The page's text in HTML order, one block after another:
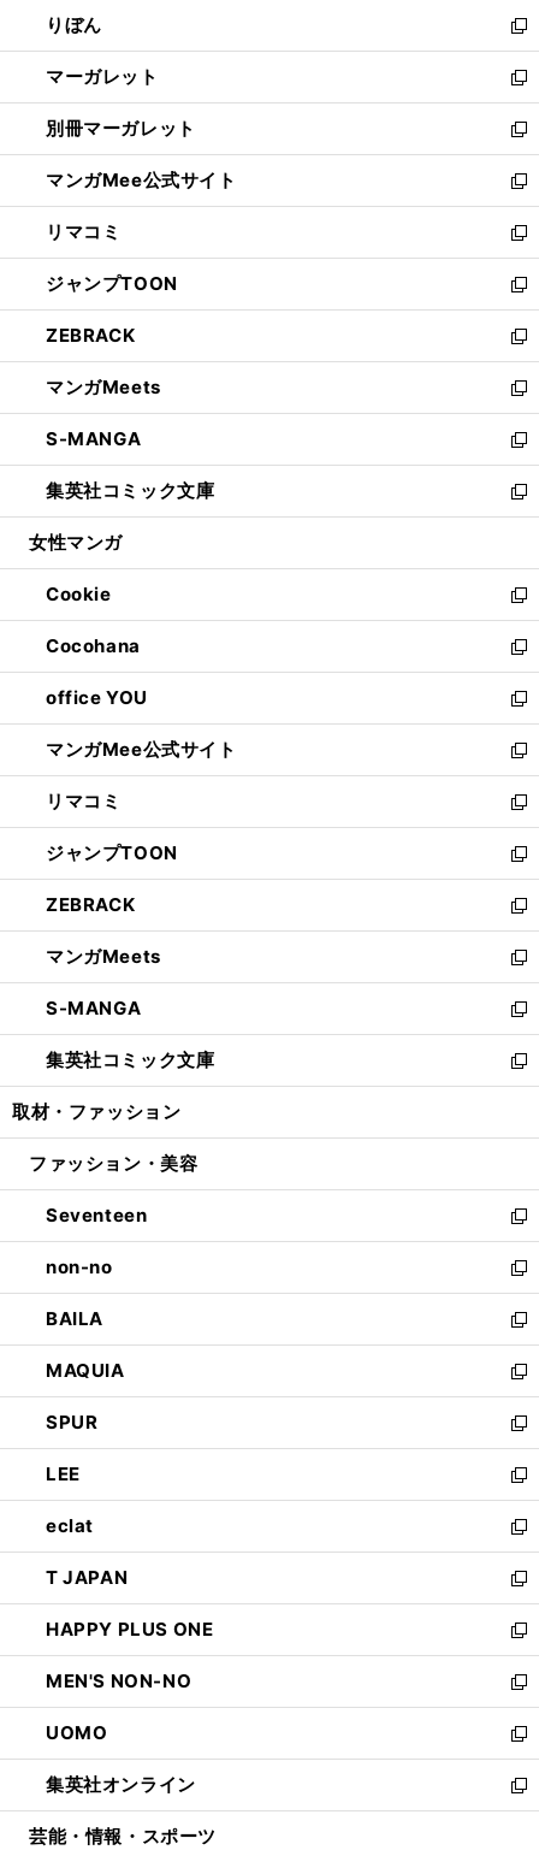
く
で
開
く
ド
ウ
で
開
く
ィ
ン
ド
ウ
で
開
く
りぼん
新
し
い
ウ
ィ
ン
ド
ウ
で
開
く
マーガレット
新
し
い
ウ
ィ
ン
ド
ウ
で
開
く
別冊マーガレット
新
し
い
ウ
ィ
ン
ド
ウ
で
開
く
マンガMee公式サイト
新
し
い
ウ
ィ
ン
ド
ウ
で
開
く
リマコミ
新
し
い
ウ
ィ
ン
ド
ウ
で
開
く
ジャンプTOON
新
し
い
ウ
ィ
ン
ド
ウ
で
開
ZEBRACK
新
し
い
ウ
ィ
ン
ド
ウ
開
く
マンガMeets
新
し
い
ウ
ィ
ン
ウ
で
開
く
S-MANGA
新
し
い
ウ
ン
ド
ウ
で
開
く
集英社コミック文庫
新
し
ウ
ィ
ン
ド
ウ
で
開
く
女性マンガ
Cookie
新
し
い
ウ
ィ
ン
ド
ウ
で
開
く
Cocohana
新
し
い
ウ
ィ
ン
ド
ウ
で
開
く
office YOU
新
し
い
ウ
ィ
ン
ド
ウ
で
開
く
マンガMee公式サイト
新
し
い
ウ
ィ
ン
ド
ウ
で
開
く
リマコミ
新
し
い
ウ
ィ
ン
ド
ウ
で
開
く
ジャンプTOON
新
し
い
ウ
ィ
ン
ド
ウ
で
開
ZEBRACK
新
し
い
ウ
ィ
ン
ド
ウ
開
マンガMeets
新
し
い
ウ
ィ
ン
ウ
開
く
S-MANGA
新
し
い
ウ
ン
ウ
で
開
く
集英社コミック文庫
新
し
ウ
ン
ド
ウ
で
開
く
取材・ファッション
ファッション・美容
Seventeen
新
し
い
ウ
ィ
ン
ド
ウ
で
開
く
non-no
新
し
い
ウ
ィ
ン
ド
ウ
で
開
く
BAILA
新
し
い
ウ
ィ
ン
ド
ウ
で
開
く
MAQUIA
新
し
い
ウ
ィ
ン
ド
ウ
で
開
く
SPUR
新
し
い
ウ
ィ
ン
ド
ウ
で
開
く
LEE
新
し
い
ウ
ィ
ン
ド
ウ
で
開
く
eclat
新
し
い
ウ
ィ
ン
ド
ウ
で
開
く
T JAPAN
新
し
い
ウ
ィ
ン
ド
ウ
で
開
HAPPY PLUS ONE
新
し
い
ウ
ィ
ン
ド
ウ
MEN'S NON-NO
新
し
い
ウ
ィ
ン
UOMO
新
し
い
ウ
集英社オンライン
新
し
芸能・情報・スポーツ